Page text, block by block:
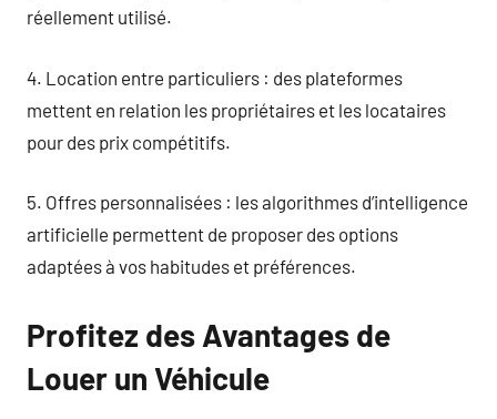
réellement utilisé.
4. Location entre particuliers : des plateformes
mettent en relation les propriétaires et les locataires
pour des prix compétitifs.
5. Offres personnalisées : les algorithmes d’intelligence
artificielle permettent de proposer des options
adaptées à vos habitudes et préférences.
Profitez des Avantages de
Louer un Véhicule